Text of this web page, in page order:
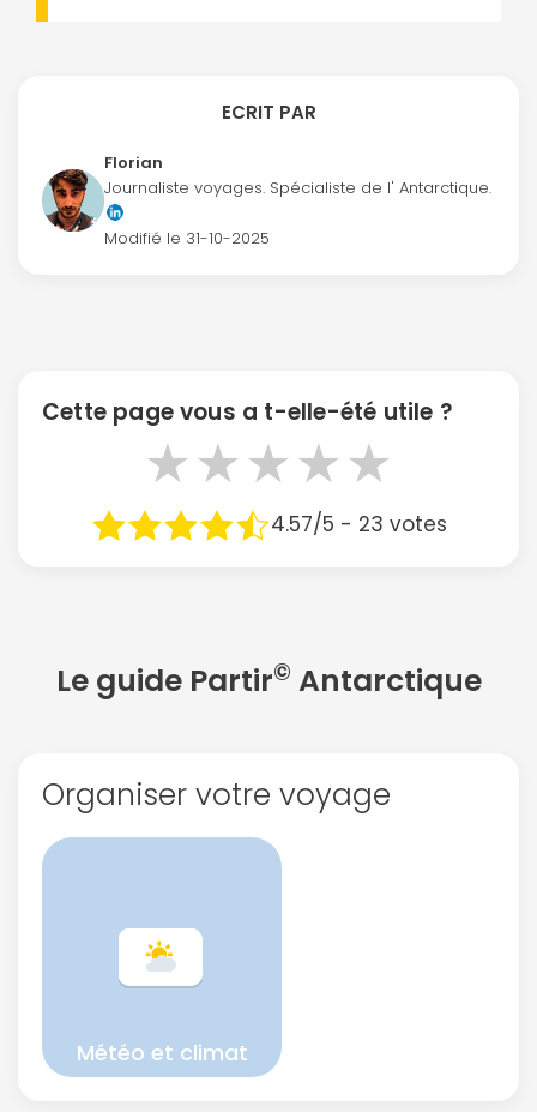
ECRIT PAR
Florian
Journaliste voyages. Spécialiste de l' Antarctique.
Modifié le 31-10-2025
Cette page vous a t-elle-été utile ?
★
★
★
★
★
4.57/5 - 23 votes
Le guide Partir© Antarctique
Organiser votre voyage
Météo et climat